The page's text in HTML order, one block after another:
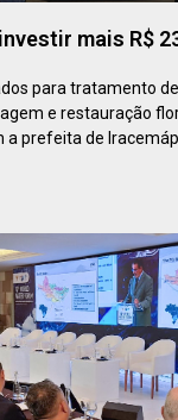
mais R$
para tratamento
e restauração
prefeita de